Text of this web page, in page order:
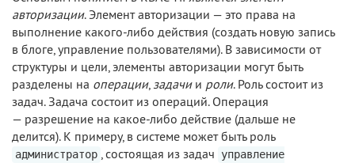
авторизации. Элемент авторизации — это права на
выполнение какого-либо действия (создать новую запись
в блоге, управление пользователями). В зависимости от
структуры и цели, элементы авторизации могут быть
разделены на операции, задачии роли. Роль состоит из
задач. Задача состоит из операций. Операция
— разрешение на какое-либо действие (дальше не
делится). К примеру, в системе может быть роль
администратор , состоящая из задач управление